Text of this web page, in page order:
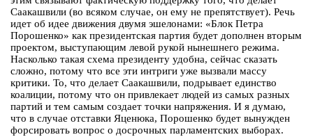
Саакашвили (во всяком случае, он ему не препятствует). Речь
идет об идее движения двумя эшелонами: «Блок Петра
Порошенко» как президентская партия будет дополнен вторым
проектом, выступающим левой рукой нынешнего режима.
Насколько такая схема президенту удобна, сейчас сказать
сложно, потому что все эти интриги уже вызвали массу
критики. То, что делает Саакашвили, подрывает единство
коалиции, потому что он привлекает людей из самых разных
партий и тем самым создает точки напряжения. И я думаю,
что в случае отставки Яценюка, Порошенко будет вынужден
форсировать вопрос о досрочных парламентских выборах.